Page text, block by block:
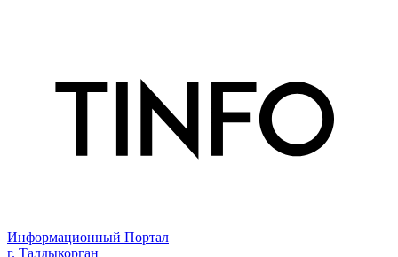
Информационный Портал
г. Талдыкорган